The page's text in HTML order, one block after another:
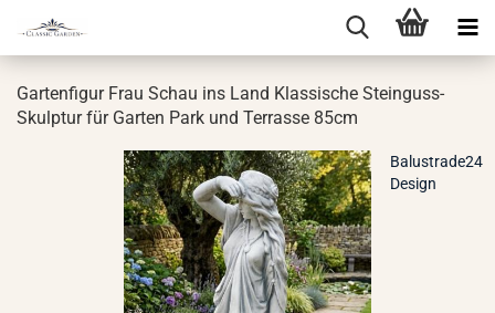
Gar­ten­fi­gur Frau Schau ins Land Klas­si­sche Steinguss-​
Skulptur für Gar­ten Park und Ter­ras­se 85cm
Balustrade24
Design